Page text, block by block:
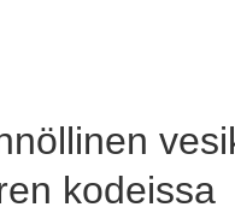
kodeissa